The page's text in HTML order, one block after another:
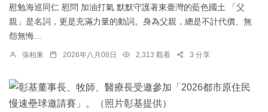
慰勉海巡同仁 慰問 加油打氣 默默守護著東臺灣的藍色國土 「父
親」是名詞，更是充滿力量的動詞。身為父親，總是不計代價、無
怨無悔...
張柏東 2026年八月08日 2,313 觀看 3 分享